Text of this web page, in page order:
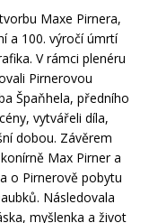
Maxe Pirnera,
a 100. výročí úmrtí
V rámci plenéru
Pirnerovou
Špaňhela, předního
vytvářeli díla,
dobou. Závěrem
Max Pirner a
o Pirnerově pobytu
Následovala
myšlenka a život